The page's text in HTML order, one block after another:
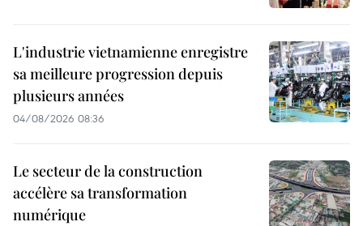
L'industrie vietnamienne enregistre
sa meilleure progression depuis
plusieurs années
04/08/2026 08:36
Le secteur de la construction
accélère sa transformation
numérique